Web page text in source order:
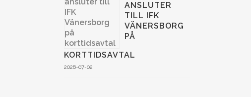
ANSLUTER
TILL IFK
VÄNERSBORG
PÅ
KORTTIDSAVTAL
2026-07-02